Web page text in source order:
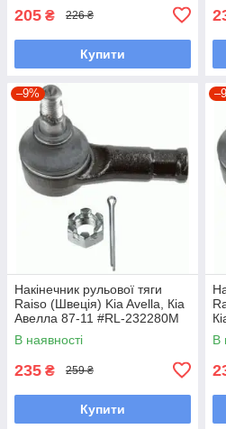
205 ₴ 226 ₴
Купити
–9%
Накінечник рульової тяги
Raiso (Швеція) Kia Avella, Кіа
Авелла 87-11 #RL-232280M
UAOBSGK7
В наявності
235 ₴ 259 ₴
Купити
В